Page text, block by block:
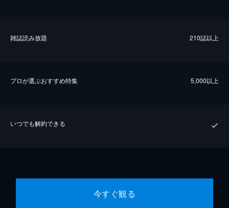
雑誌読み放題 210誌以上
プロが選ぶおすすめ特集 5,000以上
いつでも解約できる
今すぐ観る